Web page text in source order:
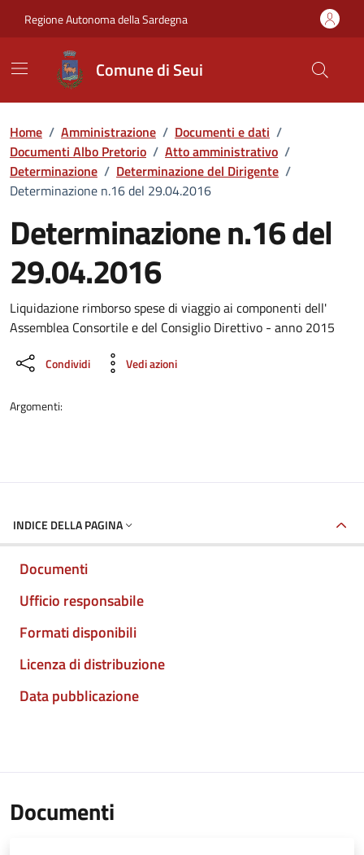
Regione Autonoma della Sardegna
Comune di Seui
Home / Amministrazione / Documenti e dati /
Documenti Albo Pretorio / Atto amministrativo /
Determinazione / Determinazione del Dirigente /
Determinazione n.16 del 29.04.2016
Determinazione n.16 del
29.04.2016
Dettaglio del documento
Liquidazione rimborso spese di viaggio ai componenti dell'
Assemblea Consortile e del Consiglio Direttivo - anno 2015
Condividi Vedi azioni
Argomenti:
INDICE DELLA PAGINA
Documenti
Ufficio responsabile
Formati disponibili
Licenza di distribuzione
Data pubblicazione
Documenti